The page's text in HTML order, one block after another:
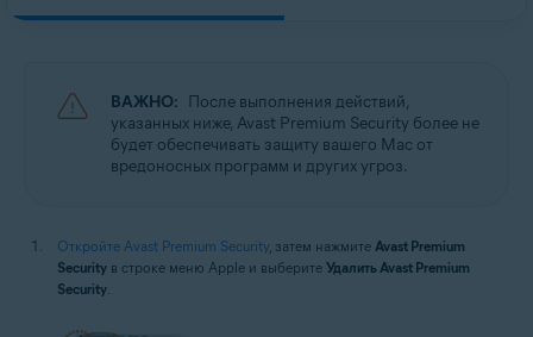
ВАЖНО: После выполнения действий,
указанных ниже, Avast Premium Security более не
будет обеспечивать защиту вашего Mac от
вредоносных программ и других угроз.
Откройте Avast Premium Security, затем нажмите Avast Premium
Security в строке меню Apple и выберите Удалить Avast Premium
Security.